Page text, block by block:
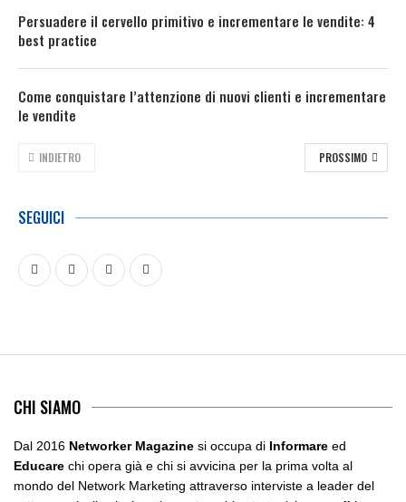
Persuadere il cervello primitivo e incrementare le vendite: 4
best practice
Come conquistare l’attenzione di nuovi clienti e incrementare
le vendite
INDIETRO PROSSIMO
SEGUICI
CHI SIAMO
Dal 2016 Networker Magazine si occupa di Informare ed
Educare chi opera già e chi si avvicina per la prima volta al
mondo del Network Marketing attraverso interviste a leader del